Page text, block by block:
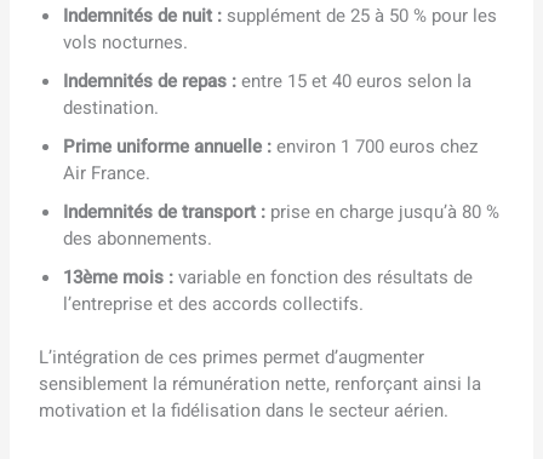
Indemnités de nuit : supplément de 25 à 50 % pour les
vols nocturnes.
Indemnités de repas :entre 15 et 40 euros selon la
destination.
Prime uniforme annuelle :environ 1 700 euros chez
Air France.
Indemnités de transport : prise en charge jusqu’à 80 %
des abonnements.
13ème mois :variable en fonction des résultats de
l’entreprise et des accords collectifs.
L’intégration de ces primes permet d’augmenter
sensiblement la rémunération nette, renforçant ainsi la
motivation et la fidélisation dans le secteur aérien.